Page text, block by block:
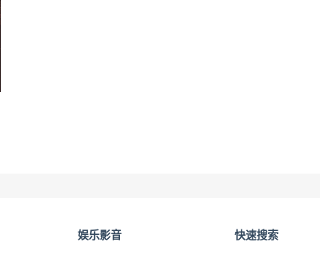
娱乐影音 快速搜索